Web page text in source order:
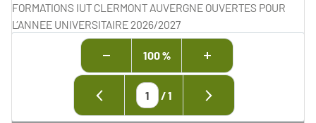
FORMATIONS IUT CLERMONT AUVERGNE OUVERTES POUR
L’ANNEE UNIVERSITAIRE 2026/2027
100 %
/1